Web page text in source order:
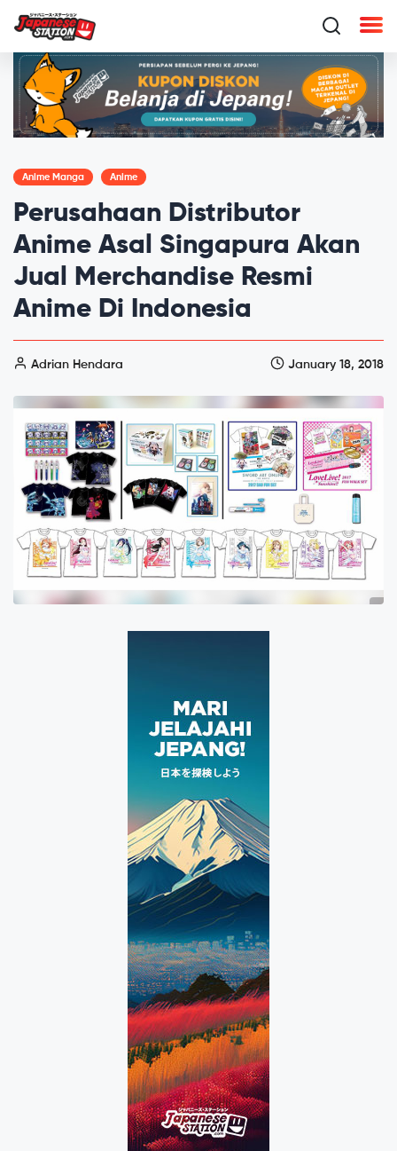
Anime Manga Anime
Perusahaan Distributor
Anime Asal Singapura Akan
Jual Merchandise Resmi
Anime Di Indonesia
Adrian Hendara January 18, 2018